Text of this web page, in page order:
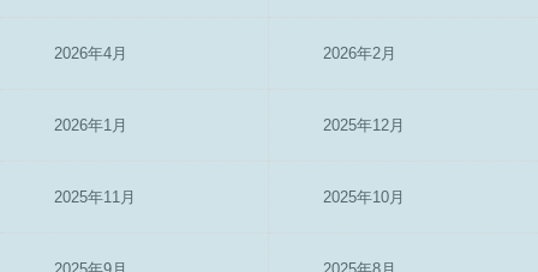
2026年4月 2026年2月
2026年1月 2025年12月
2025年11月 2025年10月